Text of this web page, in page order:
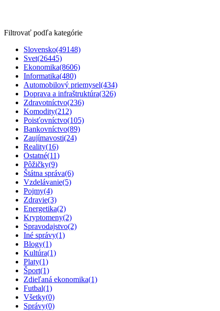
Filtrovať podľa kategórie
Slovensko(49148)
Svet(26445)
Ekonomika(8606)
Informatika(480)
Automobilový priemysel(434)
Doprava a infraštruktúra(326)
Zdravotníctvo(236)
Komodity(212)
Poisťovníctvo(105)
Bankovníctvo(89)
Zaujímavosti(24)
Reality(16)
Ostatné(11)
Pôžičky(9)
Štátna správa(6)
Vzdelávanie(5)
Pojmy(4)
Zdravie(3)
Energetika(2)
Kryptomeny(2)
Spravodajstvo(2)
Iné správy(1)
Blogy(1)
Kultúra(1)
Platy(1)
Šport(1)
Zdieľaná ekonomika(1)
Futbal(1)
Všetky(0)
Správy(0)